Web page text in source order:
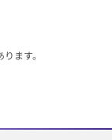
ます。